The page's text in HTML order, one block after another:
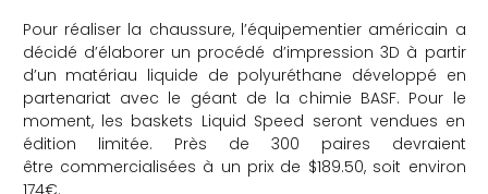
Pour réaliser la chaussure, l’équipementier américain a
décidé d’élaborer un procédé d’impression 3D à partir
d’un matériau liquide de polyuréthane développé en
partenariat avec le géant de la chimie BASF. Pour le
moment, les baskets Liquid Speed seront vendues en
édition limitée. Près de 300 paires devraient
être commercialisées à un prix de $189.50, soit environ
174€.